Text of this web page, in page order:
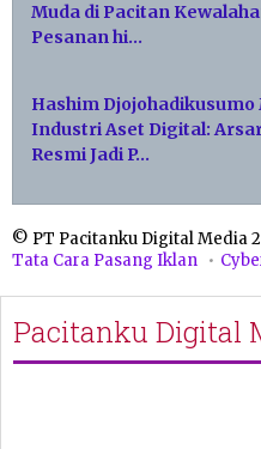
Muda di Pacitan
Pesanan hi…
Hashim Djojohadikusumo
Industri Aset Digital:
Resmi Jadi P…
© PT Pacitanku Digital Media
Tata Cara Pasang Iklan
Pacitanku Digital